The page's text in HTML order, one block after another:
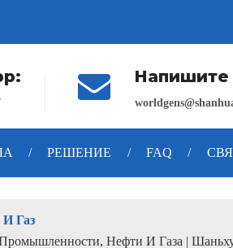
Напишите
/ РЕШЕНИЕ / FAQ /
Газ
Нефти И Газа |